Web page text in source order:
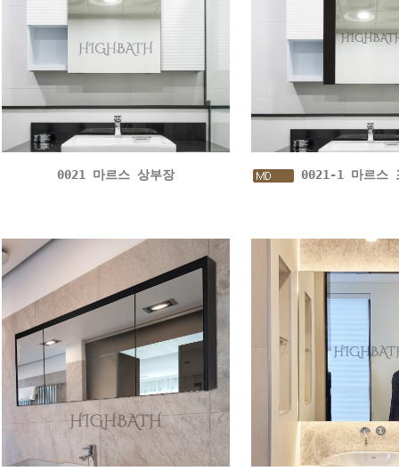
0021 마르스 상부장 0021-1 마르스